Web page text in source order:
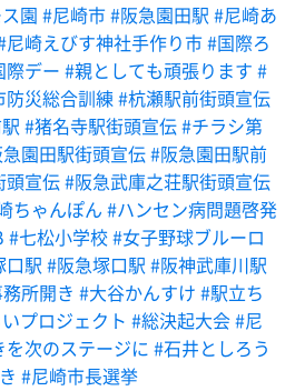
園 #尼崎市#阪急園田駅 #尼崎あ
尼崎えびす神社手作り市#国際ろ
際デー #親としても頑張ります #
防災総合訓練#杭瀬駅前街頭宣伝
#猪名寺駅街頭宣伝#チラシ第
園田駅街頭宣伝#阪急園田駅前
頭宣伝#阪急武庫之荘駅街頭宣伝
ちゃんぽん #ハンセン病問題啓発
#七松小学校#女子野球ブルーロ
口駅 #阪急塚口駅 #阪神武庫川駅
所開き #大谷かんすけ #駅立ち
プロジェクト #総決起大会#尼
次のステージに #石井としろう
#尼崎市長選挙